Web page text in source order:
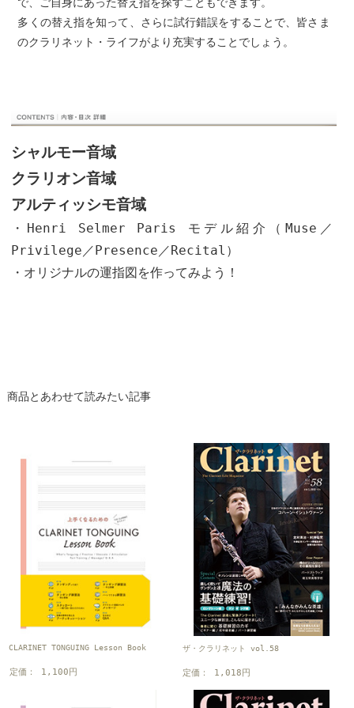
多くの替え指を知って、さらに試行錯誤をすることで、皆さま
のクラリネット・ライフがより充実することでしょう。
シャルモー音域
クラリオン音域
アルティッシモ音域
・Henri Selmer Paris モデル紹介（Muse／
Privilege／Presence／Recital）
・オリジナルの運指図を作ってみよう！
商品とあわせて読みたい記事
CLARINET TONGUING Lesson Book
定価： 1,100円
ザ・クラリネット vol.58
定価： 1,018円